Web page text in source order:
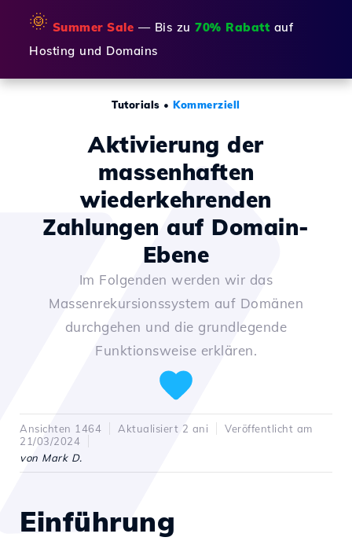
🌞 Summer Sale — Bis zu 70% Rabatt auf
Hosting und Domains
Tutorials •Kommerziell
Aktivierung der
massenhaften
wiederkehrenden
Zahlungen auf Domain-
Ebene
Im Folgenden werden wir das
Massenrekursionssystem auf Domänen
durchgehen und die grundlegende
Funktionsweise erklären.
Ansichten 1464 Aktualisiert 2 ani
Veröffentlicht am
21/03/2024
von Mark D.
Einführung